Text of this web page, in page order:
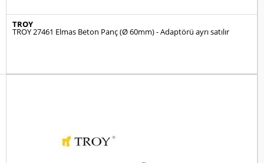
TROY
TROY 27461 Elmas Beton Panç (Ø 60mm) - Adaptörü ayrı satılır